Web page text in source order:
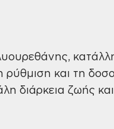
ρύθμιση και τη
διάρκεια ζωής